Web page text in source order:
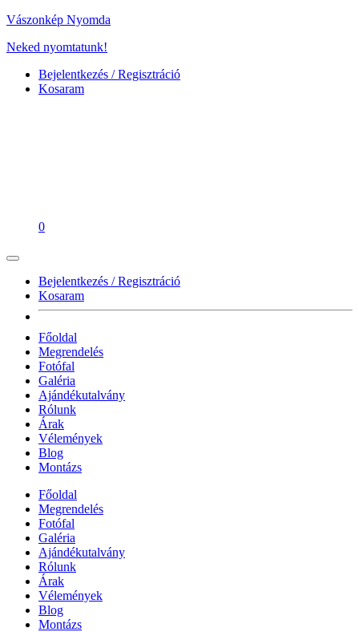
Vászonkép Nyomda
Neked nyomtatunk!
Bejelentkezés / Regisztráció
Kosaram
0
Bejelentkezés / Regisztráció
Kosaram
Főoldal
Megrendelés
Fotófal
Galéria
Ajándékutalvány
Rólunk
Árak
Vélemények
Blog
Montázs
Főoldal
Megrendelés
Fotófal
Galéria
Ajándékutalvány
Rólunk
Árak
Vélemények
Blog
Montázs